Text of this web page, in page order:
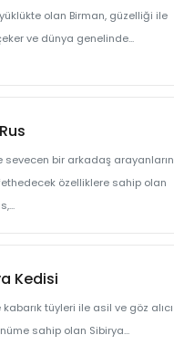
olan Birman, güzelliği ile
ve dünya genelinde...
sevecen bir arkadaş arayanların
özelliklere sahip olan
Kedisi
kabarık tüyleri ile asil ve göz alıcı
sahip olan Sibirya...